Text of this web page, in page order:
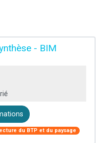
- BIM
du BTP et du paysage